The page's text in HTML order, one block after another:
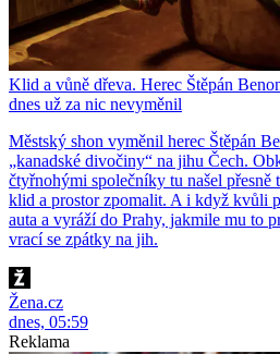
Klid a vůně dřeva. Herec Štěpán
dnes už za nic nevyměnil
Městský shon vyměnil herec Štěpán
„kanadské divočiny“ na jihu Čech.
čtyřnohými společníky tu našel přesně
klid a prostor zpomalit. A i když kvůli
auta a vyráží do Prahy, jakmile mu to
vrací se zpátky na jih.
Žena.cz
dnes, 05:59
Reklama